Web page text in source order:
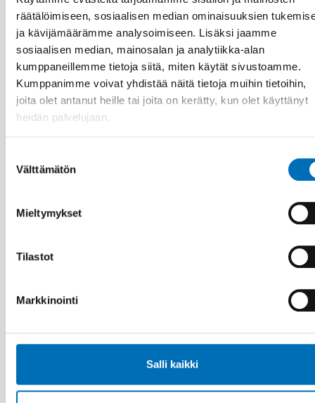
räätälöimiseen, sosiaalisen median ominaisuuksien
ja kävijämäärämme analysoimiseen. Lisäksi jaamme
sosiaalisen median, mainosalan ja analytiikka-alan
kumppaneillemme tietoja siitä, miten käytät sivustoamme.
Kumppanimme voivat yhdistää näitä tietoja muihin tietoihin,
joita olet antanut heille tai joita on kerätty, kun olet käyttänyt
heidän palvelujaan.
valinta
Välttämätön
Mieltymykset
Tilastot
Markkinointi
Salli kaikki
HYVINVOINTITEKNOLOGIA
13 marras 2024
Measuring climate impacts of distance
spanning care
HYVINVOINTITEKNOLOGIA